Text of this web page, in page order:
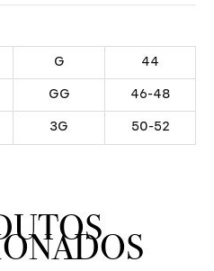
G 44
GG 46-48
3G 50-52